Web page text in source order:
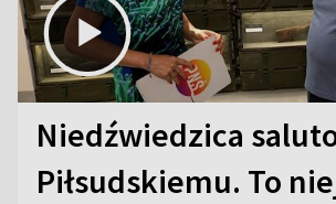
Niedźwiedzica
Piłsudskiemu. To